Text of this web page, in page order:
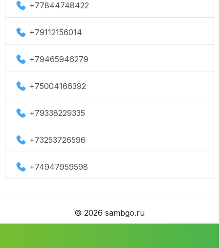
+77844748422
+79112156014
+79465946279
+75004166392
+79338229335
+73253726596
+74947959598
© 2026 sambgo.ru